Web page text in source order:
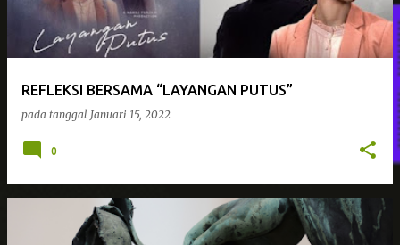
REFLEKSI BERSAMA “LAYANGAN PUTUS”
pada tanggal Januari 15, 2022
0